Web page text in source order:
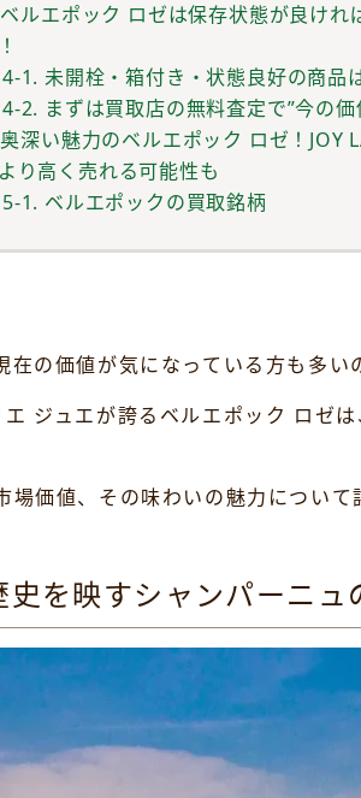
ルエポック ロゼは保存状態が良けれ
4-1. 未開栓・箱付き・状態良好の商品
4-2. まずは買取店の無料査定で”今の価
深い魅力のベルエポック ロゼ！JOY
り高く売れる可能性も
5-1. ベルエポックの買取銘柄
の価値が気になっている方も多い
ジュエが誇るベルエポック ロゼ
価値、その味わいの魅力について
を映すシャンパーニュ